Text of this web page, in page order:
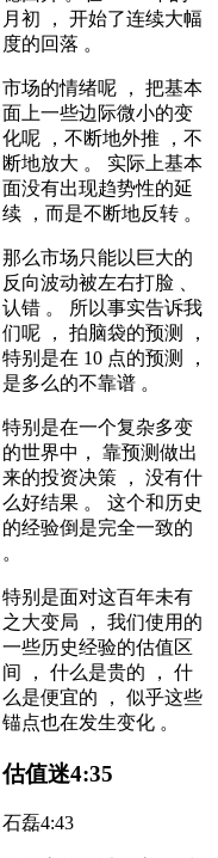
月初 ， 开始了连续大幅
度的回落 。
市场的情绪呢 ， 把基本
面上一些边际微小的变
化呢 ，不断地外推 ，不
断地放大 。 实际上基本
面没有出现趋势性的延
续 ，而是不断地反转 。
那么市场只能以巨大的
反向波动被左右打脸 、
认错 。 所以事实告诉我
们呢 ， 拍脑袋的预测 ，
特别是在 10 点的预测 ，
是多么的不靠谱 。
特别是在一个复杂多变
的世界中， 靠预测做出
来的投资决策 ， 没有什
么好结果 。 这个和历史
的经验倒是完全一致的
。
特别是面对这百年未有
之大变局 ， 我们使用的
一些历史经验的估值区
间 ， 什么是贵的 ， 什
么是便宜的 ， 似乎这些
锚点也在发生变化 。
估值迷4:35
石磊4:43